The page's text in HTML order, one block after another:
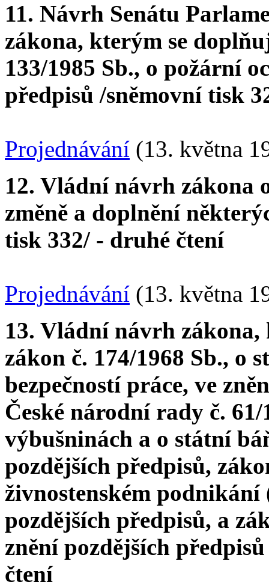
11. Návrh Senátu
zákona, kterým se
133/1985 Sb., o požární
předpisů /sněmovní tisk
Projednávání (13. května
12. Vládní návrh zákona
změně a doplnění
tisk 332/ - druhé čtení
Projednávání (13. května
13. Vládní návrh
zákon č. 174/1968 Sb., o
bezpečností práce, ve
České národní rady č.
výbušninách a o státní
pozdějších předpisů,
živnostenském podnikání
pozdějších předpisů, a
znění pozdějších
čtení